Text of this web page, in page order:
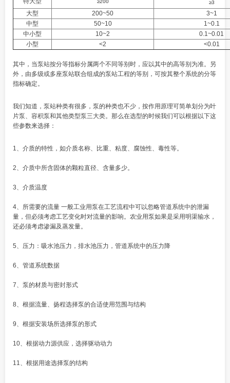
≥200 ≥3
大型 200~50
3~1
中型
50~10
1~0.1
中小型
10~2
0.1~0.01
小型
<2 <0.01
其中，当泵站按分等指标分属两个不同等别时，应以其中的高等别为准。另
外，由多级或多座泵站联合组成的泵站工程的等别，可按其整个系统的分等
指标确定。
我们知道，泵站种类有很多，泵的种类也不少，按作用原理可简单划分为叶
片泵、容积泵和其他类型泵三大类。那么在选型的时候我们可以根据以下这
些参数来选择：
1、介质的特性，如介质名称、比重、粘度、腐蚀性、毒性等。
2、介质中所含固体的颗粒直径、含量多少。
3、介质温度
4、所需要的流量 一般工业用泵在工艺流程中可以忽略管道系统中的泄漏
量，但必须考虑工艺变化时对流量的影响。农业用泵如果是采用明渠输水，
还必须考虑渗漏及蒸发量。
5、压力：吸水池压力，排水池压力，管道系统中的压力降
6、管道系统数据
7、泵的材质与密封形式
8、根据流量、扬程选择泵的合适使用范围与结构
9、根据安装场所选择泵的形式
10、根据动力源供应，选择驱动动力
11、根据用途选择泵的结构